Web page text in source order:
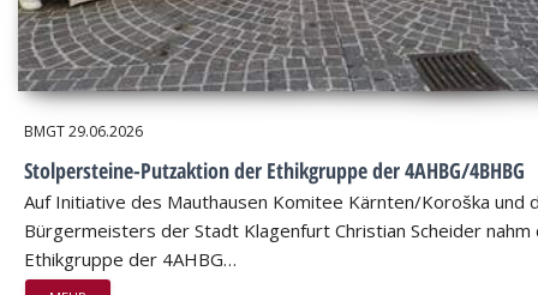
BMGT29.06.2026
Stolpersteine-Putzaktion der Ethikgruppe der 4AHBG/4BHBG
Auf Initiative des Mauthausen Komitee Kärnten/Koroška und
Bürgermeisters der Stadt Klagenfurt Christian Scheider nahm
Ethikgruppe der 4AHBG…